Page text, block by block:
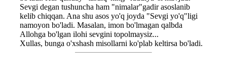
Sevgi degan tushuncha ham "nimalar"gadir asoslanib
kelib chiqqan. Ana shu asos yo'q joyda "Sevgi yo'q"ligi
namoyon bo'ladi. Masalan, imon bo'lmagan qalbda
Allohga bo'lgan ilohi sevgini topolmaysiz...
Xullas, bunga o'xshash misollarni ko'plab keltirsa bo'ladi.